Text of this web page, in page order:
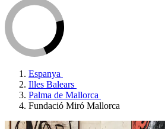
Espanya
Illes Balears
Palma de Mallorca
Fundació Miró Mallorca